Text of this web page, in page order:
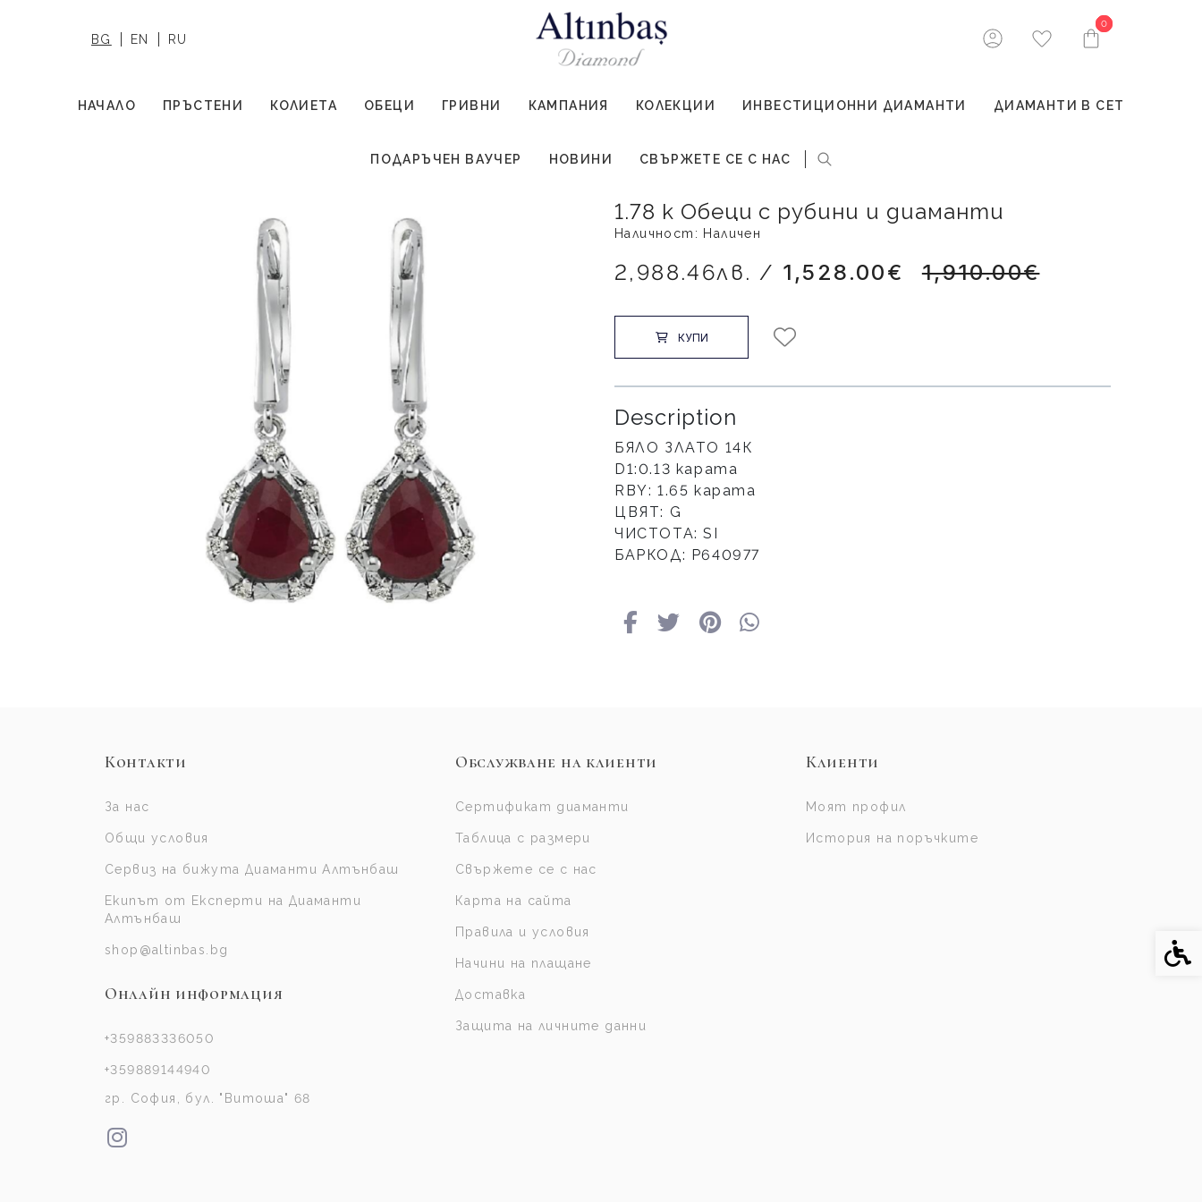
BG EN RU
0
0
НАЧАЛО ПРЪСТЕНИ КОЛИЕТА ОБЕЦИ ГРИВНИ КАМПАНИЯ КОЛЕКЦИИ ИНВЕСТИЦИОННИ ДИАМАНТИ ДИАМАНТИ В СЕТ
ПОДАРЪЧЕН ВАУЧЕР НОВИНИ СВЪРЖЕТЕ СЕ С НАС
1.78 к Обеци с рубини и диаманти
Наличност: Наличен
2,988.46лв. / 1,528.00€ 1,910.00€
КУПИ
Description
БЯЛО ЗЛАТО 14К
D1:0.13 карата
RBY: 1.65 карата
ЦВЯТ: G
ЧИСТОТА: SI
БАРКОД: Р640977
Контакти
За нас
Общи условия
Сервиз на бижута Диаманти Алтънбаш
Екипът от Експерти на Диаманти
Алтънбаш
shop@altinbas.bg
Онлайн информация
+359883336050
+359889144940
гр. София, бул. "Витоша" 68
Обслужване на клиенти
Сертификат диаманти
Таблица с размери
Свържете се с нас
Карта на сайта
Правила и условия
Начини на плащане
Доставка
Защита на личните данни
Клиенти
Моят профил
История на поръчките